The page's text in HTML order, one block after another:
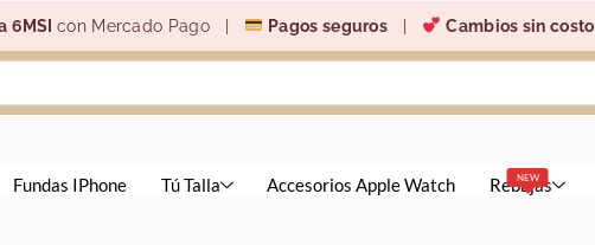
6MSIcon Mercado Pago | Pagos seguros Cambios sin costo
Fundas IPhone Tú Talla Accesorios Apple Watch NEW
Rebajas